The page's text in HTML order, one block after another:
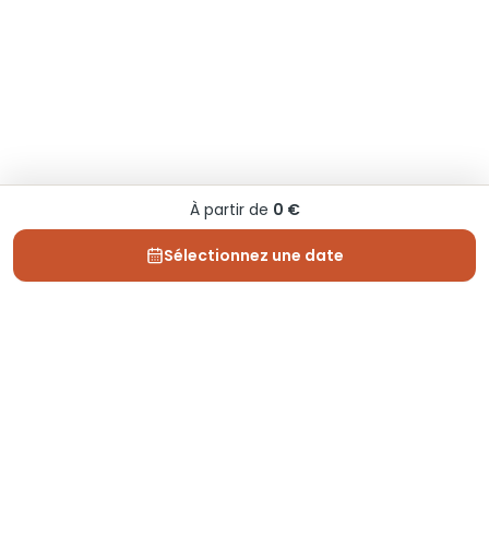
À partir de 0 €
Sélectionnez une date